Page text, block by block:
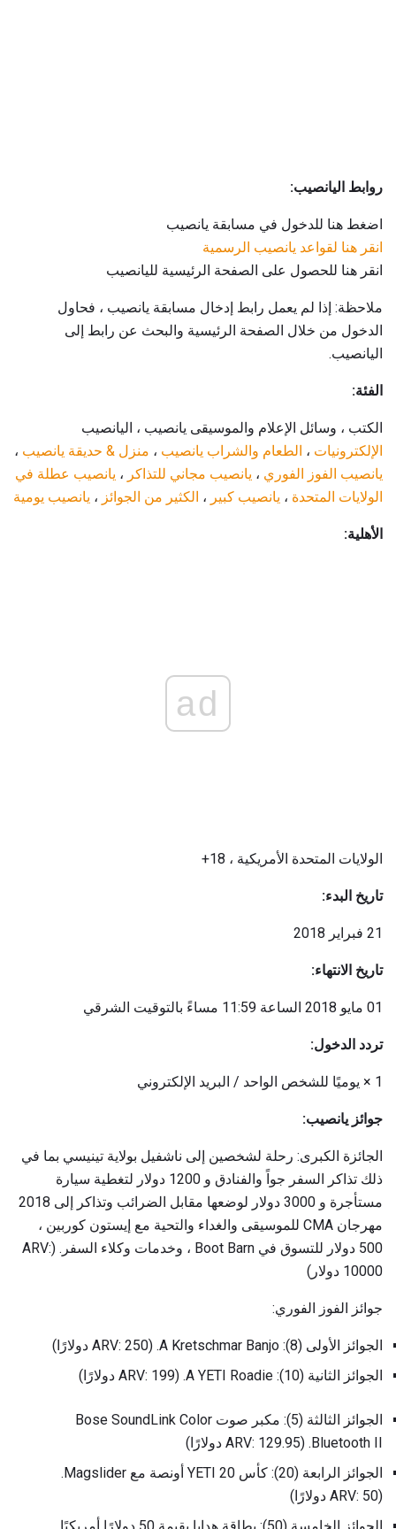
روابط اليانصيب:
اضغط هنا للدخول في مسابقة يانصيب
انقر هنا لقواعد يانصيب الرسمية
انقر هنا للحصول على الصفحة الرئيسية لليانصيب
ملاحظة: إذا لم يعمل رابط إدخال مسابقة يانصيب ، فحاول
الدخول من خلال الصفحة الرئيسية والبحث عن رابط إلى
اليانصيب.
الفئة:
الكتب ، وسائل الإعلام والموسيقى يانصيب ، اليانصيب
الإلكترونيات ، الطعام والشراب يانصيب ، منزل & حديقة يانصيب ،
يانصيب الفوز الفوري ، يانصيب مجاني للتذاكر ، يانصيب عطلة في
الولايات المتحدة ، يانصيب كبير ، الكثير من الجوائز ، يانصيب يومية
الأهلية:
ad
الولايات المتحدة الأمريكية ، 18+
تاريخ البدء:
21 فبراير 2018
تاريخ الانتهاء:
01 مايو 2018 الساعة 11:59 مساءً بالتوقيت الشرقي
تردد الدخول:
1 × يوميًا للشخص الواحد / البريد الإلكتروني
جوائز يانصيب:
الجائزة الكبرى: رحلة لشخصين إلى ناشفيل بولاية تينيسي بما في
ذلك تذاكر السفر جواً والفنادق و 1200 دولار لتغطية سيارة
مستأجرة و 3000 دولار لوضعها مقابل الضرائب وتذاكر إلى 2018
مهرجان CMA للموسيقى والغداء والتحية مع إيستون كوربين ،
500 دولار للتسوق في Boot Barn ، وخدمات وكلاء السفر. (ARV:
10000 دولار)
جوائز الفوز الفوري:
الجوائز الأولى (8): A Kretschmar Banjo. (ARV: 250 دولارًا)
الجوائز الثانية (10): A YETI Roadie. (ARV: 199 دولارًا)
الجوائز الثالثة (5): مكبر صوت Bose SoundLink Color
Bluetooth II. (ARV: 129.95 دولارًا)
الجوائز الرابعة (20): كأس YETI 20 أونصة مع Magslider.
(ARV: 50 دولارًا)